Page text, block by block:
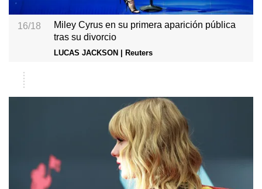
16/18
Miley Cyrus en su primera aparición pública
tras su divorcio
LUCAS JACKSON | Reuters